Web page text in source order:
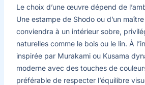
Le choix d’une œuvre dépend de
Une estampe de Shodo ou d’un maître
conviendra à un intérieur sobre,
naturelles comme le bois ou le lin. À
inspirée par Murakami ou Kusama
moderne avec des touches de
préférable de respecter l’équilibre